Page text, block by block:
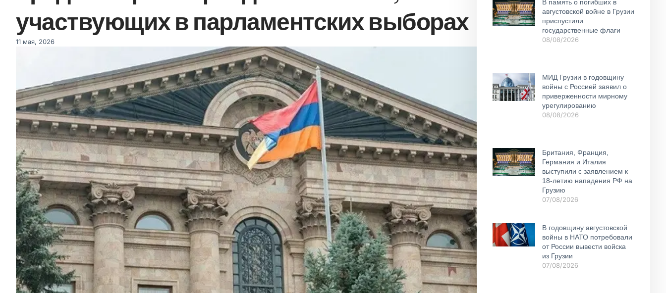
участвующих в парламентских выборах
11 мая, 2026
В память о погибших в
августовской войне в Грузии
приспустили
государственные флаги
08/08/2026
МИД Грузии в годовщину
войны с Россией заявил о
приверженности мирному
урегулированию
08/08/2026
Британия, Франция,
Германия и Италия
выступили с заявлением к
18-летию нападения РФ на
Грузию
07/08/2026
В годовщину августовской
войны в НАТО потребовали
от России вывести войска
из Грузии
07/08/2026